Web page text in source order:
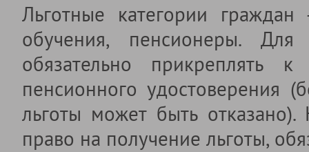
Льготные категории
обучения, пенсионеры. Для
обязательно прикреплять
пенсионного удостоверения
льготы может быть
право на получение льготы,